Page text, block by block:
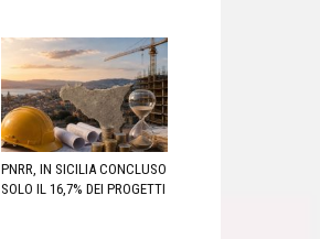
PNRR, IN SICILIA CONCLUSO
SOLO IL 16,7% DEI PROGETTI